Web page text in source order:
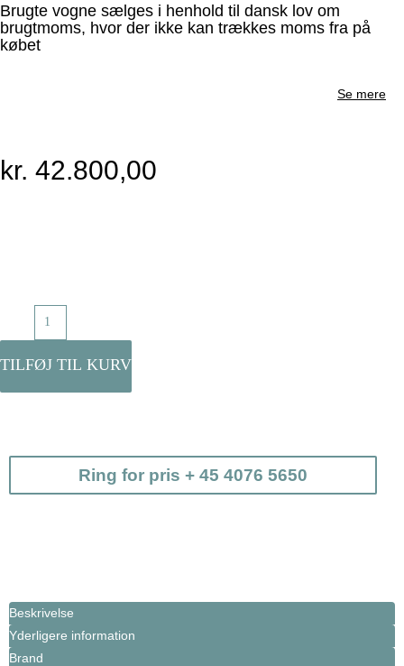
Brugte vogne sælges i henhold til dansk lov om
brugtmoms, hvor der ikke kan trækkes moms fra på
købet
Se mere
kr. 42.800,00
TILFØJ TIL KURV
Ring for pris + 45 4076 5650
Beskrivelse
Yderligere information
Brand